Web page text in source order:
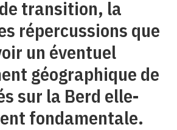
transition, la
répercussions que
un éventuel
géographique de
sur la Berd elle-
fondamentale.